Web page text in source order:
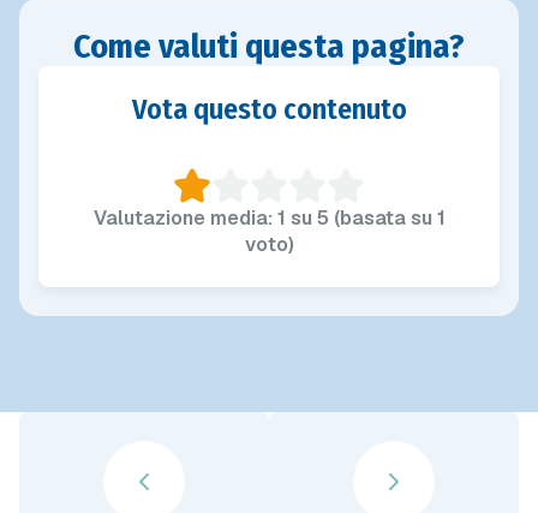
Come valuti questa pagina?
Vota questo contenuto
Valutazione media: 1 su 5 (basata su 1
voto)